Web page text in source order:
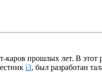
каров прошлых лет. В
i3, был разработан